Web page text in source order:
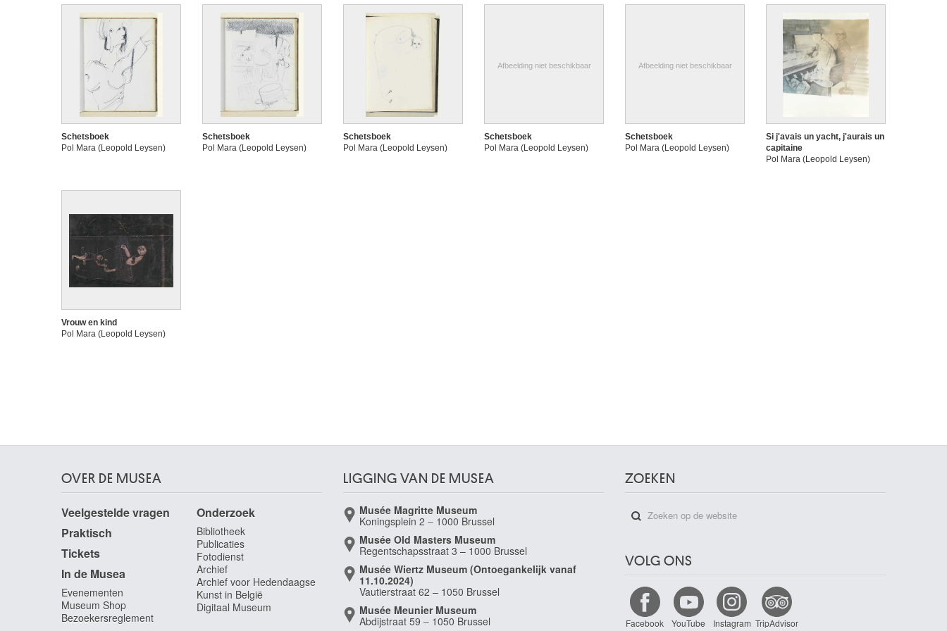
Schetsboek
Pol Mara (Leopold Leysen)
Schetsboek
Pol Mara (Leopold Leysen)
Schetsboek
Pol Mara (Leopold Leysen)
Afbeelding niet beschikbaar
Schetsboek
Pol Mara (Leopold Leysen)
Afbeelding niet beschikbaar
Schetsboek
Pol Mara (Leopold Leysen)
Si j'avais un yacht, j'aurais un
capitaine
Pol Mara (Leopold Leysen)
Vrouw en kind
Pol Mara (Leopold Leysen)
OVER DE MUSEA
Veelgestelde vragen
Praktisch
Tickets
In de Musea
Evenementen
Museum Shop
Bezoekersreglement
Onderzoek
Bibliotheek
Publicaties
Fotodienst
Archief
Archief voor Hedendaagse
Kunst in België
Digitaal Museum
LIGGING VAN DE MUSEA
Musée Magritte Museum
Koningsplein 2 – 1000 Brussel
Musée Old Masters Museum
Regentschapsstraat 3 – 1000 Brussel
Musée Wiertz Museum (Ontoegankelijk vanaf
11.10.2024)
Vautierstraat 62 – 1050 Brussel
Musée Meunier Museum
Abdijstraat 59 – 1050 Brussel
ZOEKEN
VOLG ONS
Facebook YouTube Instagram TripAdvisor